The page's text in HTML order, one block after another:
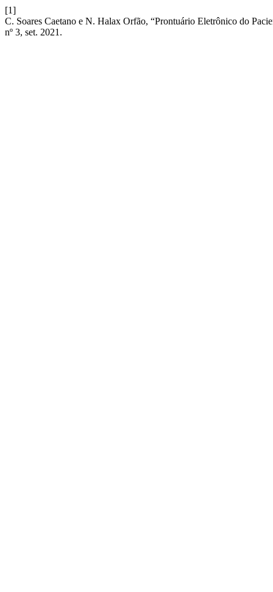
[1]
C. Soares Caetano e N. Halax Orfão, “Prontuário Eletrônico do
nº 3, set. 2021.